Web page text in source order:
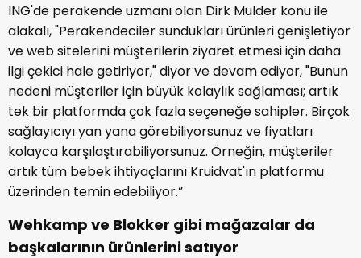
ING'de perakende uzmanı olan Dirk Mulder konu ile
alakalı, "Perakendeciler sundukları ürünleri genişletiyor
ve web sitelerini müşterilerin ziyaret etmesi için daha
ilgi çekici hale getiriyor," diyor ve devam ediyor, "Bunun
nedeni müşteriler için büyük kolaylık sağlaması; artık
tek bir platformda çok fazla seçeneğe sahipler. Birçok
sağlayıcıyı yan yana görebiliyorsunuz ve fiyatları
kolayca karşılaştırabiliyorsunuz. Örneğin, müşteriler
artık tüm bebek ihtiyaçlarını Kruidvat'ın platformu
üzerinden temin edebiliyor.”
Wehkamp ve Blokker gibi mağazalar da
başkalarının ürünlerini satıyor